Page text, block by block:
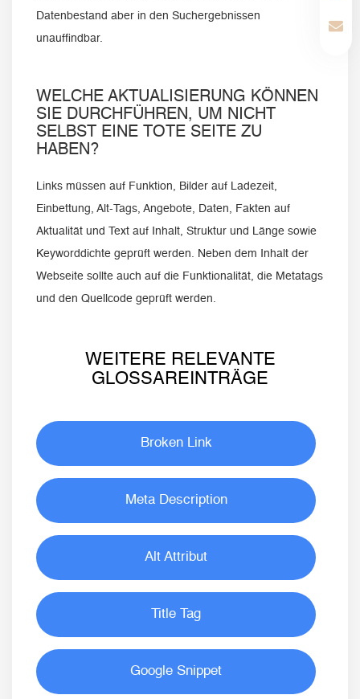
Datenbestand aber in den Suchergebnissen
unauffindbar.
WELCHE AKTUALISIERUNG KÖNNEN
SIE DURCHFÜHREN, UM NICHT
SELBST EINE TOTE SEITE ZU
HABEN?
Links müssen auf Funktion, Bilder auf Ladezeit,
Einbettung, Alt-Tags, Angebote, Daten, Fakten auf
Aktualität und Text auf Inhalt, Struktur und Länge sowie
Keyworddichte geprüft werden. Neben dem Inhalt der
Webseite sollte auch auf die Funktionalität, die Metatags
und den Quellcode geprüft werden.
WEITERE RELEVANTE
GLOSSAREINTRÄGE
Broken Link
Meta Description
Alt Attribut
Title Tag
Google Snippet